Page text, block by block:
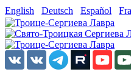
English Deutsch Español